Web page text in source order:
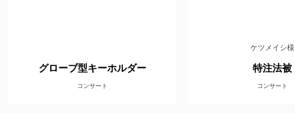
グローブ型キーホルダー
コンサート
ケツメイシ様
特注法被
コンサート